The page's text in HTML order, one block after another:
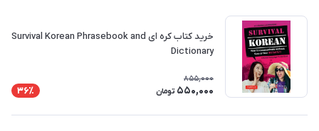
خرید کتاب کره ای Survival Korean Phrasebook and
Dictionary
855,000
550,000 تومان 36٪